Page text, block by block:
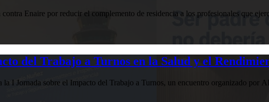
Enaire por reducir el complemento de residencia a los profesionales que
del Trabajo a Turnos en la Salud y el
la I Jornada sobre el Impacto del Trabajo a Turnos, un encuentro organizado